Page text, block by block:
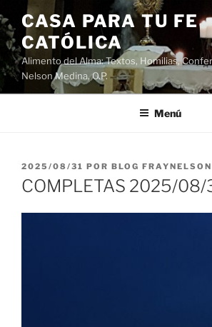
Saltar
al
contenido
CASA PARA TU FE
CATÓLICA
Alimento del Alma: Textos, Homilias,
Nelson Medina, O.P.
Menú
PUBLICADO
EL
2025/08/31 POR BLOG FRAYNELSON
COMPLETAS 2025/08/